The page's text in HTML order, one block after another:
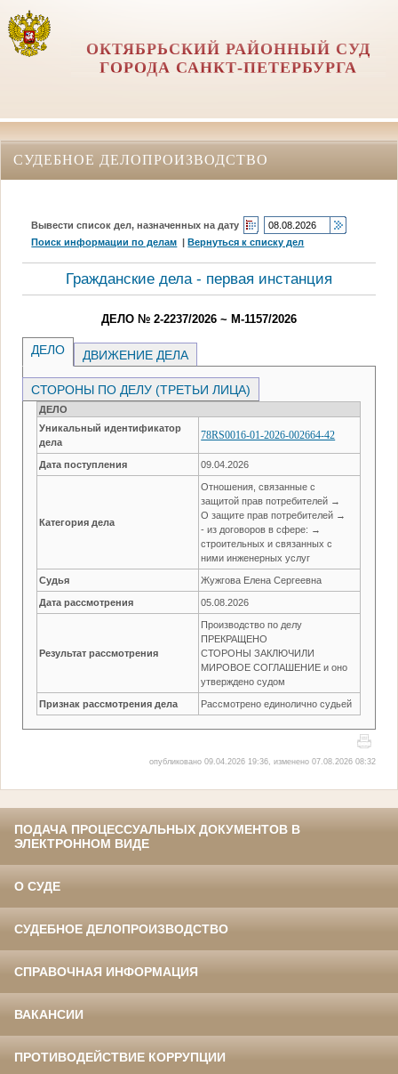
ОКТЯБРЬСКИЙ РАЙОННЫЙ СУД
ГОРОДА САНКТ-ПЕТЕРБУРГА
СУДЕБНОЕ ДЕЛОПРОИЗВОДСТВО
Вывести список дел, назначенных на дату
Поиск информации по делам |Вернуться к списку дел
Гражданские дела - первая инстанция
ДЕЛО № 2-2237/2026 ~ М-1157/2026
ДЕЛО ДВИЖЕНИЕ ДЕЛА
СТОРОНЫ ПО ДЕЛУ (ТРЕТЬИ ЛИЦА)
ДЕЛО
Уникальный идентификатор
дела
78RS0016-01-2026-002664-42
Дата поступления 09.04.2026
Категория дела
Отношения, связанные с
защитой прав потребителей →
О защите прав потребителей →
- из договоров в сфере: →
строительных и связанных с
ними инженерных услуг
Судья Жужгова Елена Сергеевна
Дата рассмотрения 05.08.2026
Результат рассмотрения
Производство по делу
ПРЕКРАЩЕНО
СТОРОНЫ ЗАКЛЮЧИЛИ
МИРОВОЕ СОГЛАШЕНИЕ и оно
утверждено судом
Признак рассмотрения дела Рассмотрено единолично судьей
опубликовано 09.04.2026 19:36, изменено 07.08.2026 08:32
ПОДАЧА ПРОЦЕССУАЛЬНЫХ ДОКУМЕНТОВ В
ЭЛЕКТРОННОМ ВИДЕ
О СУДЕ
СУДЕБНОЕ ДЕЛОПРОИЗВОДСТВО
СПРАВОЧНАЯ ИНФОРМАЦИЯ
ВАКАНСИИ
ПРОТИВОДЕЙСТВИЕ КОРРУПЦИИ